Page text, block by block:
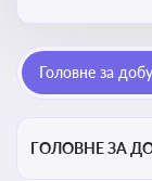
Головне за
ГОЛОВНЕ ЗА